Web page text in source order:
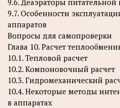
9.6. Деаэраторы питательной
9.7. Особенности
аппаратов
Вопросы для самопроверки
Глава 10. Расчет
10.1. Тепловой расчет
10.2. Компоновочный расчет
10.3. Гидромеханический
10.4. Некоторые методы
в аппаратах